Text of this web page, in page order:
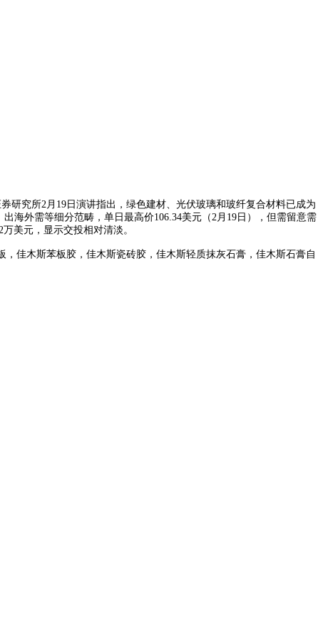
究所2月19日演讲指出，绿色建材、光伏玻璃和玻纤复合材料已成为
海外需等细分范畴，单日最高价106.34美元（2月19日），但需留意需
美元，显示交投相对清淡。
佳木斯苯板胶，佳木斯瓷砖胶，佳木斯轻质抹灰石膏，佳木斯石膏自